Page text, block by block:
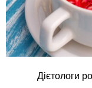
Дієтологи